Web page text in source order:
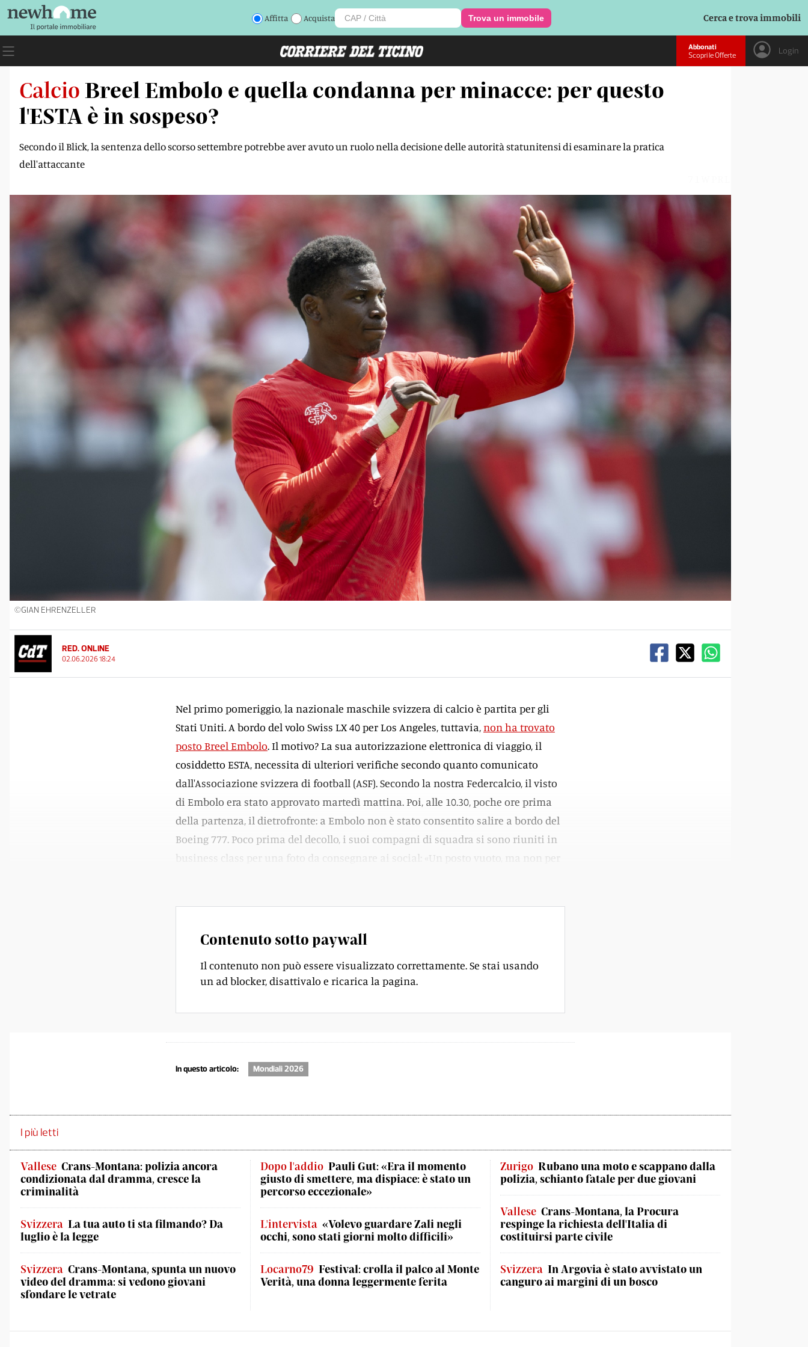
Affitta Acquista Trova un immobile Cerca e trova immobili
Abbonati
Scopri le Offerte
Login
Calcio Breel Embolo e quella condanna per minacce: per questo
l'ESTA è in sospeso?
Secondo il Blick, la sentenza dello scorso settembre potrebbe aver avuto un ruolo nella decisione delle autorità statunitensi di esaminare la pratica
dell'attaccante
©GIAN EHRENZELLER
RED. ONLINE
02.06.2026 18:24
Nel primo pomeriggio, la nazionale maschile svizzera di calcio è partita per gli
Stati Uniti. A bordo del volo Swiss LX 40 per Los Angeles, tuttavia,non ha trovato
posto Breel Embolo. Il motivo? La sua autorizzazione elettronica di viaggio, il
cosiddetto ESTA, necessita di ulteriori verifiche secondo quanto comunicato
dall'Associazione svizzera di football (ASF). Secondo la nostra Federcalcio, il visto
di Embolo era stato approvato martedì mattina. Poi, alle 10.30, poche ore prima
della partenza, il dietrofronte: a Embolo non è stato consentito salire a bordo del
Boeing 777. Poco prima del decollo, i suoi compagni di squadra si sono riuniti in
business class per una foto da consegnare ai social: «Un posto vuoto, ma non per
Contenuto sotto paywall
Il contenuto non può essere visualizzato correttamente. Se stai usando
un ad blocker, disattivalo e ricarica la pagina.
In questo articolo: Mondiali 2026
I più letti
Vallese Crans-Montana: polizia ancora
condizionata dal dramma, cresce la
criminalità
Svizzera La tua auto ti sta filmando? Da
luglio è la legge
Svizzera Crans-Montana, spunta un nuovo
video del dramma: si vedono giovani
sfondare le vetrate
Dopo l'addio Pauli Gut: «Era il momento
giusto di smettere, ma dispiace: è stato un
percorso eccezionale»
L'intervista «Volevo guardare Zali negli
occhi, sono stati giorni molto difficili»
Locarno79 Festival: crolla il palco al Monte
Verità, una donna leggermente ferita
Zurigo Rubano una moto e scappano dalla
polizia, schianto fatale per due giovani
Vallese Crans-Montana, la Procura
respinge la richiesta dell'Italia di
costituirsi parte civile
Svizzera In Argovia è stato avvistato un
canguro ai margini di un bosco